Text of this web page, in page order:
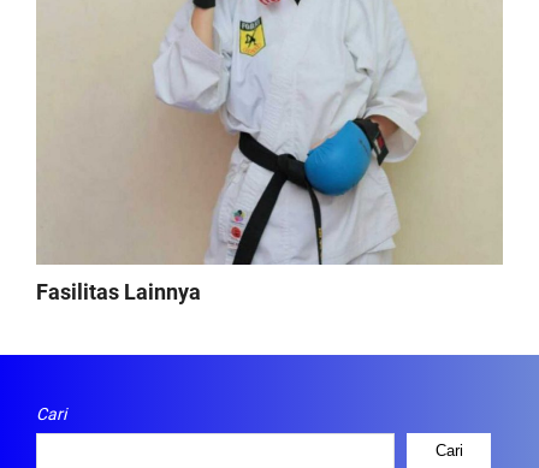
Fasilitas Lainnya
Cari
Cari